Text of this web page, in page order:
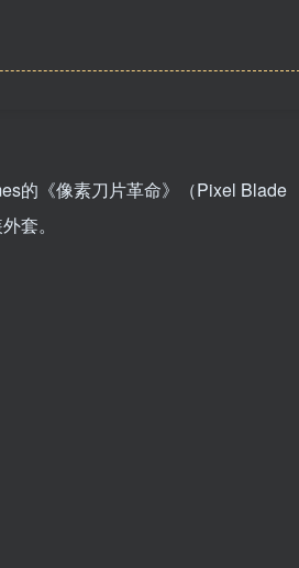
的《像素刀片革命》（Pixel Blade
套。